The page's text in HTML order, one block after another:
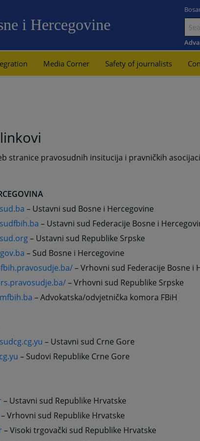
i Hercegovine
main
content
Media Corner Safety of journalists
stranice pravosudnih insitucija i pravničkih
– Ustavni sud Bosne i Hercegovine
– Ustavni sud Federacije Bosne i
– Ustavni sud Republike Srpske
– Sud Bosne i Hercegovine
– Vrhovni sud Federacije Bosne i
–Vrhovni sud Republike Srpske
– Advokatska/odvjetnička komora FBiH
– Ustavni sud Crne Gore
– Sudovi Republike Crne Gore
– Ustavni sud Republike Hrvatske
– Vrhovni sud Republike Hrvatske
– Visoki trgovački sud Republike Hrvatske